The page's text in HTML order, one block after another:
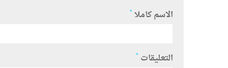
الاسم كاملا *
التعليقات *